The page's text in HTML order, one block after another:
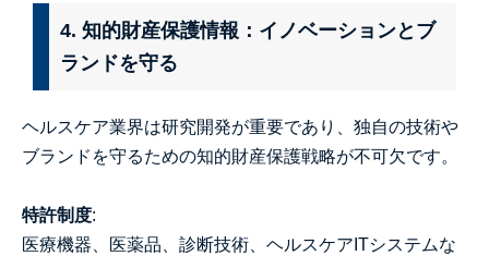
4. 知的財産保護情報：イノベーションとブ
ランドを守る
ヘルスケア業界は研究開発が重要であり、独自の技術や
ブランドを守るための知的財産保護戦略が不可欠です。
特許制度:
医療機器、医薬品、診断技術、ヘルスケアITシステムな